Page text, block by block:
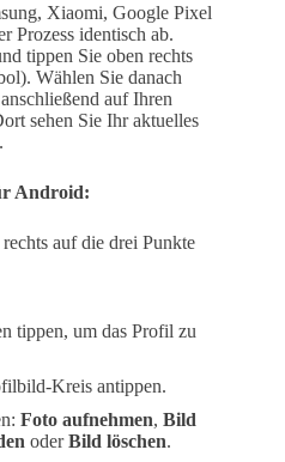
Xiaomi, Google Pixel
Prozess identisch ab.
tippen Sie oben rechts
Wählen Sie danach
auf Ihren
sehen Sie Ihr aktuelles
Android:
auf die drei Punkte
tippen, um das Profil zu
Kreis antippen.
Foto aufnehmen, Bild
oderBild löschen.